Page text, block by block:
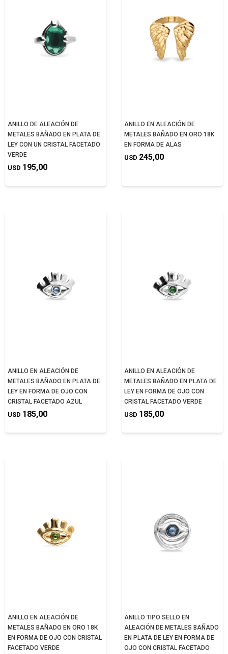
ANILLO DE ALEACIÓN DE
METALES BAÑADO EN PLATA DE
LEY CON UN CRISTAL FACETADO
VERDE
USD 195,00
ANILLO EN ALEACIÓN DE
METALES BAÑADO EN ORO 18K
EN FORMA DE ALAS
USD 245,00
ANILLO EN ALEACIÓN DE
METALES BAÑADO EN PLATA DE
LEY EN FORMA DE OJO CON
CRISTAL FACETADO AZUL
USD 185,00
ANILLO EN ALEACIÓN DE
METALES BAÑADO EN PLATA DE
LEY EN FORMA DE OJO CON
CRISTAL FACETADO VERDE
USD 185,00
ANILLO EN ALEACIÓN DE
METALES BAÑADO EN ORO 18K
EN FORMA DE OJO CON CRISTAL
FACETADO VERDE
ANILLO TIPO SELLO EN
ALEACIÓN DE METALES BAÑADO
EN PLATA DE LEY EN FORMA DE
OJO CON CRISTAL FACETADO